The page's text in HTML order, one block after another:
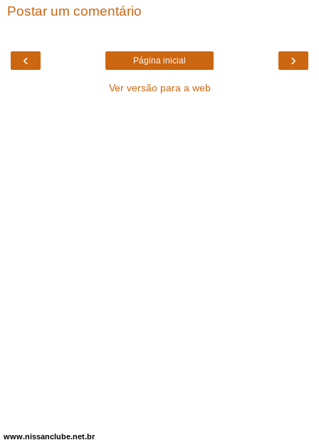
Postar um comentário
‹ ›
Página inicial
Ver versão para a web
www.nissanclube.net.br